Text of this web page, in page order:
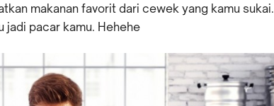
makanan favorit dari cewek yang kamu sukai.
jadi pacar kamu. Hehehe